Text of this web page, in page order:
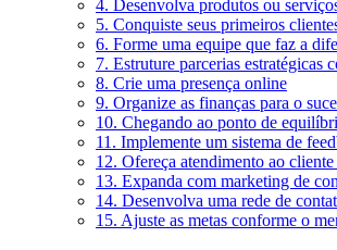
4. Desenvolva produtos ou
5. Conquiste seus primeiros
6. Forme uma equipe que faz a
7. Estruture parcerias estratégicas
8. Crie uma presença online
9. Organize as finanças para o
10. Chegando ao ponto de
11. Implemente um sistema de
12. Ofereça atendimento ao
13. Expanda com marketing de
14. Desenvolva uma rede de
15. Ajuste as metas conforme o